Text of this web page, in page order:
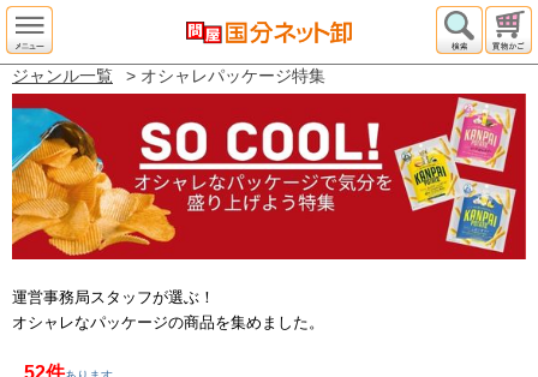
ジャンル一覧 > オシャレパッケージ特集
運営事務局スタッフが選ぶ！
オシャレなパッケージの商品を集めました。
52件